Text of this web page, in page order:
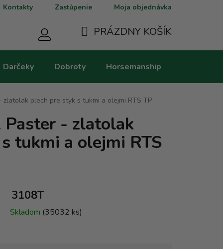
Kontakty Zastúpenie Moja objednávka
KOŠÍK
PRÁZDNY KOŠÍK
Darčeky Dobroty Horsemanship
zlatolak plech pre styk s tukmi a olejmi RTS TP
Paster - zlatolak
tukmi a olejmi RTS
3108T
Skladom (35032 ks)